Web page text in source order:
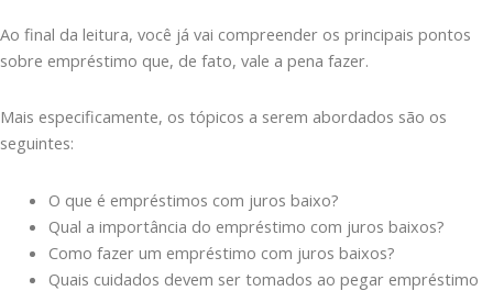
Ao final da leitura, você já vai compreender os principais pontos
sobre empréstimo que, de fato, vale a pena fazer.
Mais especificamente, os tópicos a serem abordados são os
seguintes:
O que é empréstimos com juros baixo?
Qual a importância do empréstimo com juros baixos?
Como fazer um empréstimo com juros baixos?
Quais cuidados devem ser tomados ao pegar empréstimo